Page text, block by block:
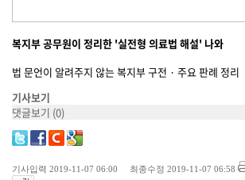
복지부 공무원이 정리한 '실전형 의료법 해설' 나와
법 문언이 알려주지 않는 복지부 구전 · 주요 판례 정리
기사보기
댓글보기 (0)
기사입력 2019-11-07 06:00 최종수정 2019-11-07 06:58